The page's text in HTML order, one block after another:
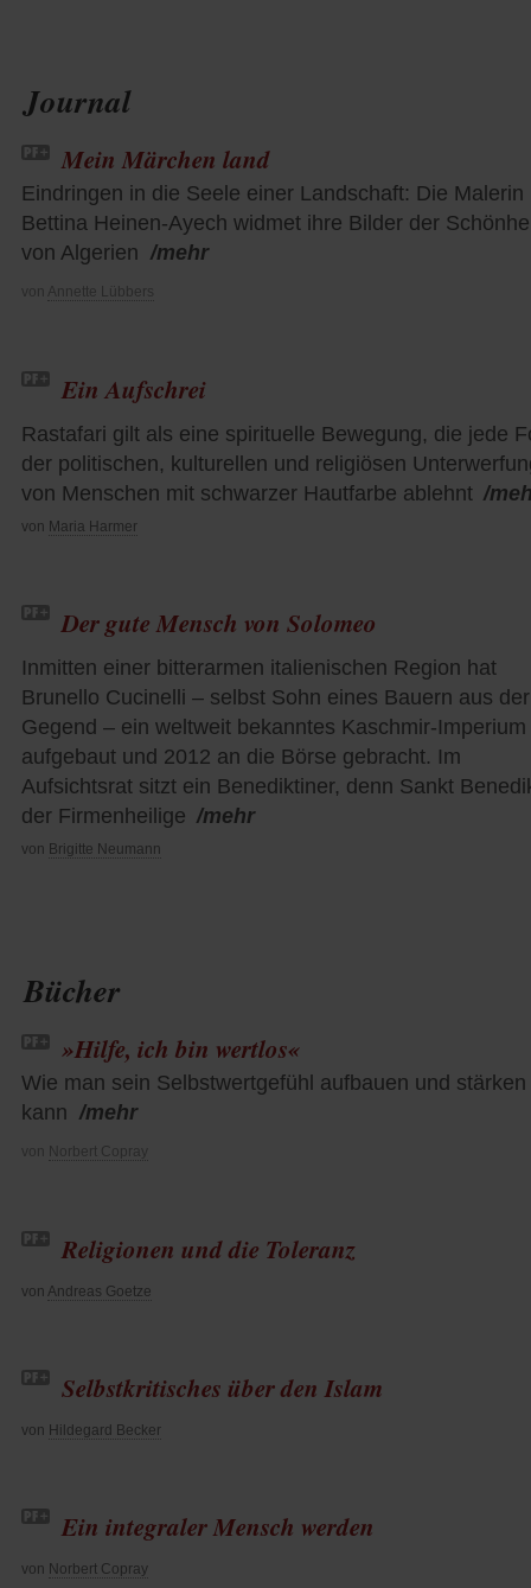
Journal
Mein Märchen land
Eindringen in die Seele einer Landschaft: Die Malerin
Bettina Heinen-Ayech widmet ihre Bilder der
von Algerien /mehr
von Annette Lübbers
Ein Aufschrei
Rastafari gilt als eine spirituelle Bewegung, die jede
der politischen, kulturellen und religiösen
von Menschen mit schwarzer Hautfarbe ablehnt /
von Maria Harmer
Der gute Mensch von Solomeo
Inmitten einer bitterarmen italienischen Region hat
Brunello Cucinelli – selbst Sohn eines Bauern aus der
Gegend – ein weltweit bekanntes Kaschmir-Imperium
aufgebaut und 2012 an die Börse gebracht. Im
Aufsichtsrat sitzt ein Benediktiner, denn Sankt
der Firmenheilige /mehr
von Brigitte Neumann
Bücher
»Hilfe, ich bin wertlos«
Wie man sein Selbstwertgefühl aufbauen und stärken
kann /mehr
von Norbert Copray
Religionen und die Toleranz
von Andreas Goetze
Selbstkritisches über den Islam
von Hildegard Becker
Ein integraler Mensch werden
von Norbert Copray